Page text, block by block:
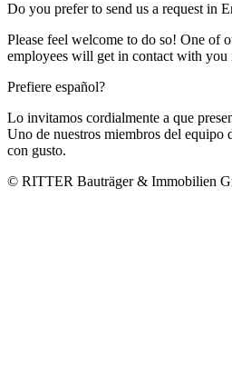
Do you prefer to send us a request in
Please feel welcome to do so! One of
employees will get in contact with you
Prefiere español?
Lo invitamos cordialmente a que
Uno de nuestros miembros del equipo
con gusto.
© RITTER Bauträger & Immobilien